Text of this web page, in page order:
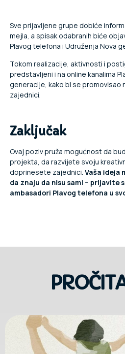
Sve prijavljene grupe dobiće
mejla, a spisak odabranih biće
Plavog telefona i Udruženja Nova
Tokom realizacije, aktivnosti i
predstavljeni i na online kanalima
generacije, kako bi se promovisao
zajednici.
Zaključak
Ovaj poziv pruža mogućnost da
projekta, da razvijete svoju
doprinesete zajednici. Vaša ideja
da znaju da nisu sami – prijavite
ambasadori Plavog telefona u